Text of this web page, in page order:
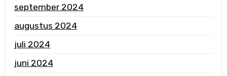
september 2024
augustus 2024
juli 2024
juni 2024